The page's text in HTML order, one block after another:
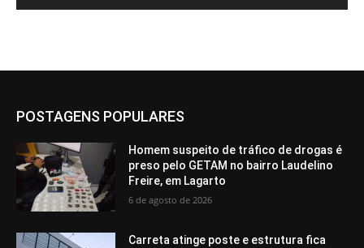
POSTAGENS POPULARES
Homem suspeito de tráfico de drogas é
preso pelo GETAM no bairro Laudelino
Freire, em Lagarto
6 de agosto de 2026
Carreta atinge poste e estrutura fica